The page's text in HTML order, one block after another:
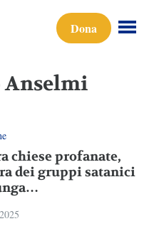
Dona
chiese profanate,
dei gruppi satanici